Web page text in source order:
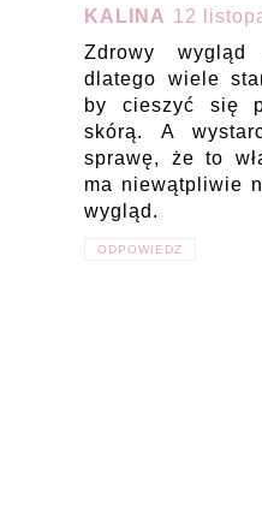
KALINA 12
Zdrowy
dlatego wiele
by cieszyć się
skórą. A
sprawę, że to
ma niewątpliwie
wygląd.
ODPOWIEDZ